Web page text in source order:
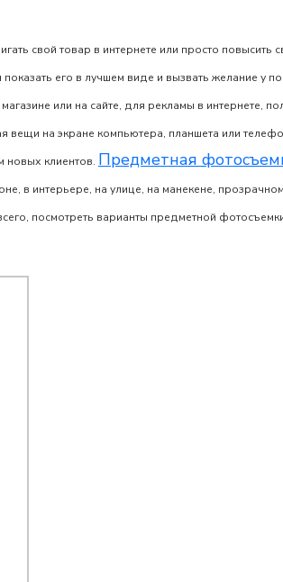
свой товар в интернете или просто
его в лучшем виде и вызвать желание у
или на сайте, для рекламы в интернете,
вещи на экране компьютера, планшета или
новых клиентов. Предметная
в интерьере, на улице, на манекене,
посмотреть варианты предметной